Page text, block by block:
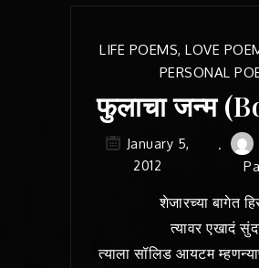
LIFE POEMS,LOVE
PERSONAL
फुलाचा जन्म
January 5,
2012
शेजारच्या बागेत
त्यावर एखादं
त्याला सॉलिड आयटम